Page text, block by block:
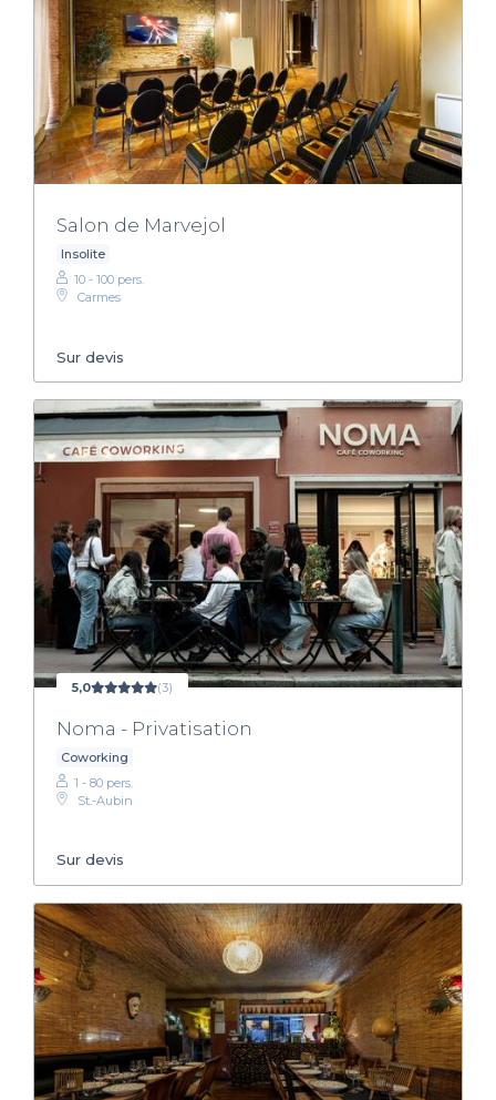
Salon de Marvejol
Insolite
10 - 100 pers.
Carmes
Sur devis
5,0 (3)
Noma - Privatisation
Coworking
1 - 80 pers.
St.-Aubin
Sur devis